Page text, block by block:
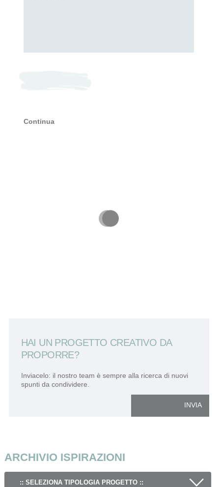
Continua
HAI UN PROGETTO CREATIVO DA
PROPORRE?
Inviacelo: il nostro team è sempre alla ricerca di nuovi
spunti da condividere.
INVIA
ARCHIVIO ISPIRAZIONI
:: SELEZIONA TIPOLOGIA PROGETTO ::